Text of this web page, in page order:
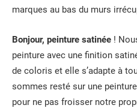
marques au bas du murs
Bonjour, peinture satinée !
peinture avec une finition
de coloris et elle s’adapte à
sommes resté sur une
pour ne pas froisser notre